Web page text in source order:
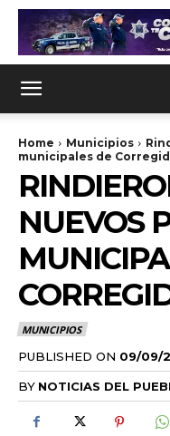
Home Municipios
municipales de
NUEVOS
MUNICIPIOS
PUBLISHED ON 09/09/
BY NOTICIAS DEL